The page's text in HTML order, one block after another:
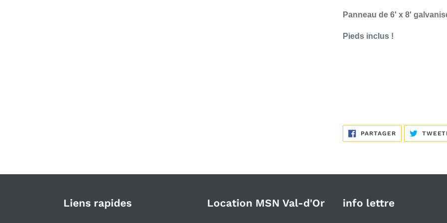
Panneau de 6' x 8'
Pieds inclus !
PARTAGERPARTAGER
SUR
FACEBOOK
Liens rapides Location MSN Val-d'Or info lettre